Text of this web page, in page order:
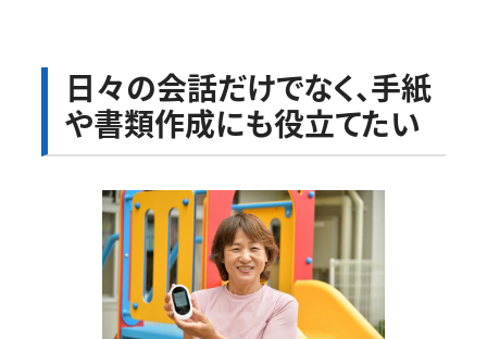
日々の会話だけでなく、手紙
や書類作成にも役立てたい